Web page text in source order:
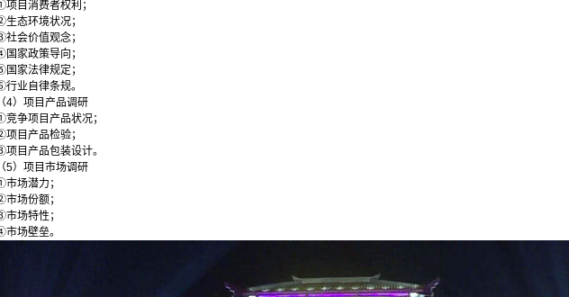
目消费者权利；
态环境状况；
会价值观念；
家政策导向；
家法律规定；
业自律条规。
（4）项目产品调研
争项目产品状况；
目产品检验；
目产品包装设计。
（5）项目市场调研
场潜力；
场份额；
场特性；
场壁垒。